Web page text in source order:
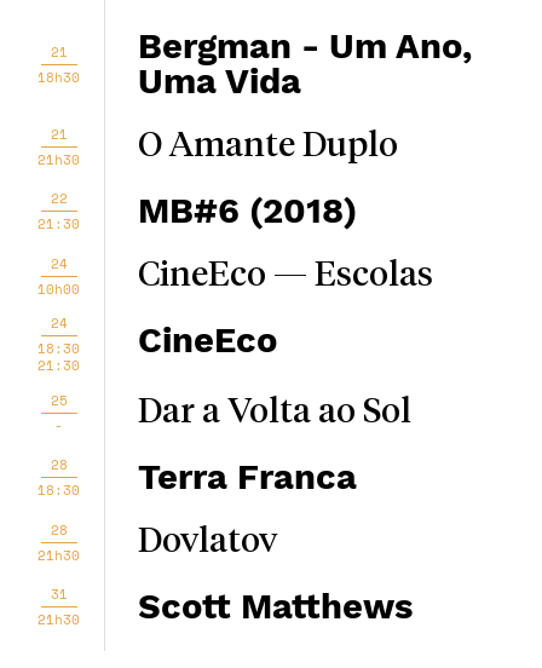
21
18h30
Bergman - Um Ano,
Uma Vida
21
21h30
O Amante Duplo
22
21:30
MB#6 (2018)
24
10h00
CineEco — Escolas
24
18:30
21:30
CineEco
25
-
Dar a Volta ao Sol
28
18:30
Terra Franca
28
21h30
Dovlatov
31
21h30
Scott Matthews